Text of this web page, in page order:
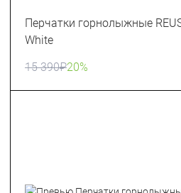
Перчатки горнолыжные
White
15 390₽20%